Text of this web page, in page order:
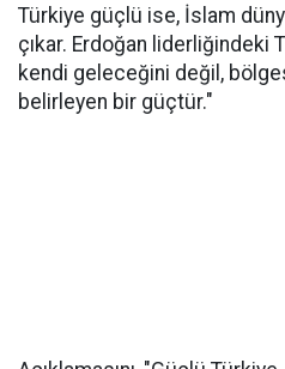
Türkiye güçlü ise, İslam
çıkar. Erdoğan liderliğindeki
kendi geleceğini değil,
belirleyen bir güçtür."